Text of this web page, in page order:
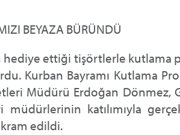
BEYAZA BÜRÜNDÜ
hediye ettiği tişörtlerle kutlama
Kurban Bayramı Kutlama
Müdürü Erdoğan
katılımıyla
edildi.